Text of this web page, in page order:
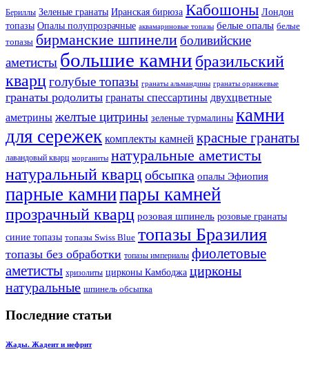
Бериллы Зеленые гранаты Иранская бирюза Кабошоны Лондон
топазы Опалы полупрозрачные аквамариновые топазы белые опалы белые
топазы бирманские шпинелиболивийские
аметисты большие камни бразильский
кварцголубые топазы гранаты альмандины гранаты оранжевые
гранаты родолиты гранаты спессартины двухцветные
аметрины желтые цитрины зеленые турмалины камни
для сережек комплекты камней красные гранаты
лавандовый кварц морганиты натуральные аметисты
натуральный кварцобсыпка опалы Эфиопия
парные камнипары камней
прозрачный кварц розовая шпинель розовые гранаты
синие топазы топазы Swiss Blue топазы Бразилия
топазы без обработки топазы империалы фиолетовые
аметисты хризолиты цирконы Камбоджа цирконы
натуральные шпинель обсыпка
Последние статьи
Жады. Жадеит и нефрит